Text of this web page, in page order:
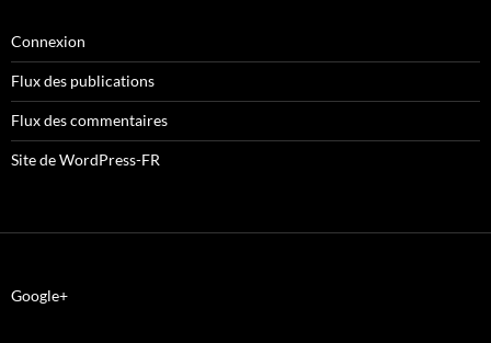
Connexion
Flux des publications
Flux des commentaires
Site de WordPress-FR
Google+